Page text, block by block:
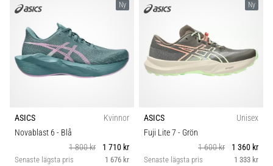
Ny
ASICS
Kvinnor
Novablast 6 - Blå
1 800 kr
1 710 kr
Senaste lägsta pris 1 676 kr
Ny
ASICS
Unisex
Fuji Lite 7 - Grön
1 600 kr
1 360 kr
Senaste lägsta pris 1 333 kr